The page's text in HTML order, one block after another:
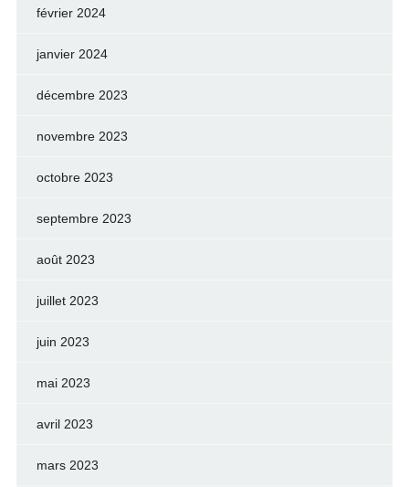
février 2024
janvier 2024
décembre 2023
novembre 2023
octobre 2023
septembre 2023
août 2023
juillet 2023
juin 2023
mai 2023
avril 2023
mars 2023